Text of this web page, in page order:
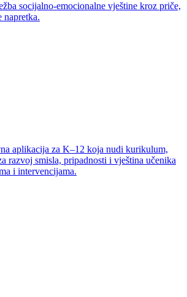
socijalno-emocionalne vještine kroz priče,
napretka.
aplikacija za K–12 koja nudi kurikulum,
razvoj smisla, pripadnosti i vještina učenika
i intervencijama.